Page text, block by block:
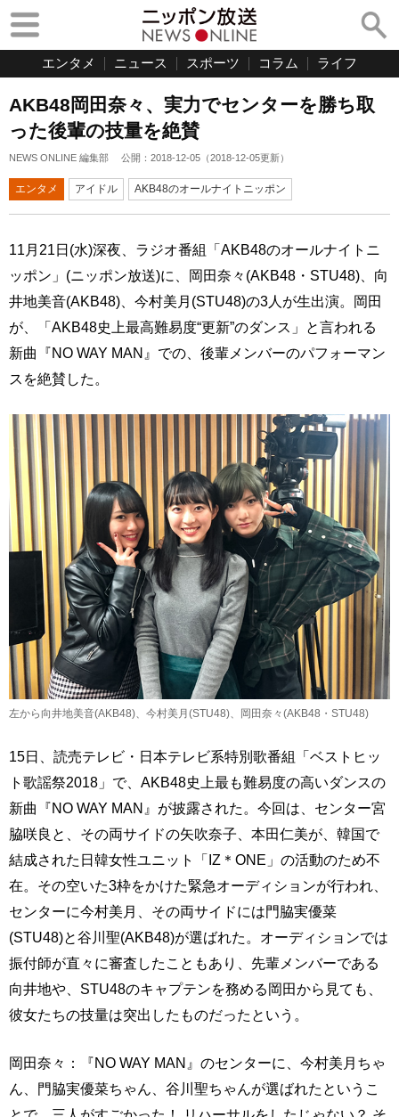
エンタメ ニュース スポーツ コラム ライフ
AKB48岡田奈々、実力でセンターを勝ち取
った後輩の技量を絶賛
NEWS ONLINE 編集部 公開： 2018-12-05 （2018-12-05更新）
エンタメ アイドル AKB48のオールナイトニッポン
11月21日(水)深夜、ラジオ番組「AKB48のオールナイトニ
ッポン」(ニッポン放送)に、岡田奈々(AKB48・STU48)、向
井地美音(AKB48)、今村美月(STU48)の3人が生出演。岡田
が、「AKB48史上最高難易度“更新”のダンス」と言われる
新曲『NO WAY MAN』での、後輩メンバーのパフォーマン
スを絶賛した。
左から向井地美音(AKB48)、今村美月(STU48)、岡田奈々(AKB48・STU48)
15日、読売テレビ・日本テレビ系特別歌番組「ベストヒッ
ト歌謡祭2018」で、AKB48史上最も難易度の高いダンスの
新曲『NO WAY MAN』が披露された。今回は、センター宮
脇咲良と、その両サイドの矢吹奈子、本田仁美が、韓国で
結成された日韓女性ユニット「IZ＊ONE」の活動のため不
在。その空いた3枠をかけた緊急オーディションが行われ、
センターに今村美月、その両サイドには門脇実優菜
(STU48)と谷川聖(AKB48)が選ばれた。オーディションでは
振付師が直々に審査したこともあり、先輩メンバーである
向井地や、STU48のキャプテンを務める岡田から見ても、
彼女たちの技量は突出したものだったという。
岡田奈々：『NO WAY MAN』のセンターに、今村美月ちゃ
ん、門脇実優菜ちゃん、谷川聖ちゃんが選ばれたというこ